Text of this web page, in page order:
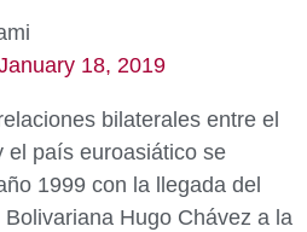
18, 2019
bilaterales entre el
el país euroasiático se
1999 con la llegada del
Hugo Chávez a la